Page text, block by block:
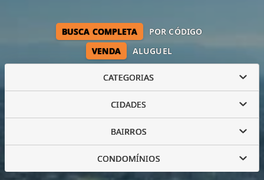
VENDA ALUGUEL
BUSCA COMPLETA POR CÓDIGO
CATEGORIAS
CIDADES
BAIRROS
CONDOMÍNIOS